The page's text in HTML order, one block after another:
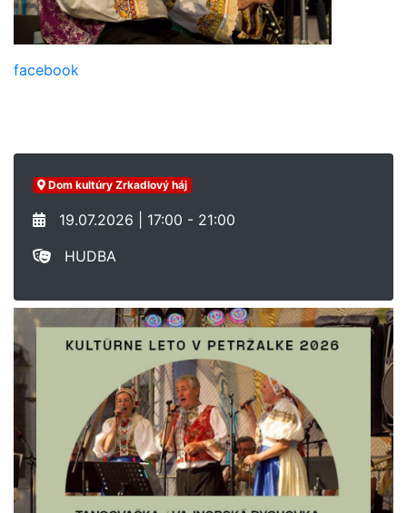
facebook
Dom kultúry Zrkadlový háj
19.07.2026 | 17:00 - 21:00
HUDBA